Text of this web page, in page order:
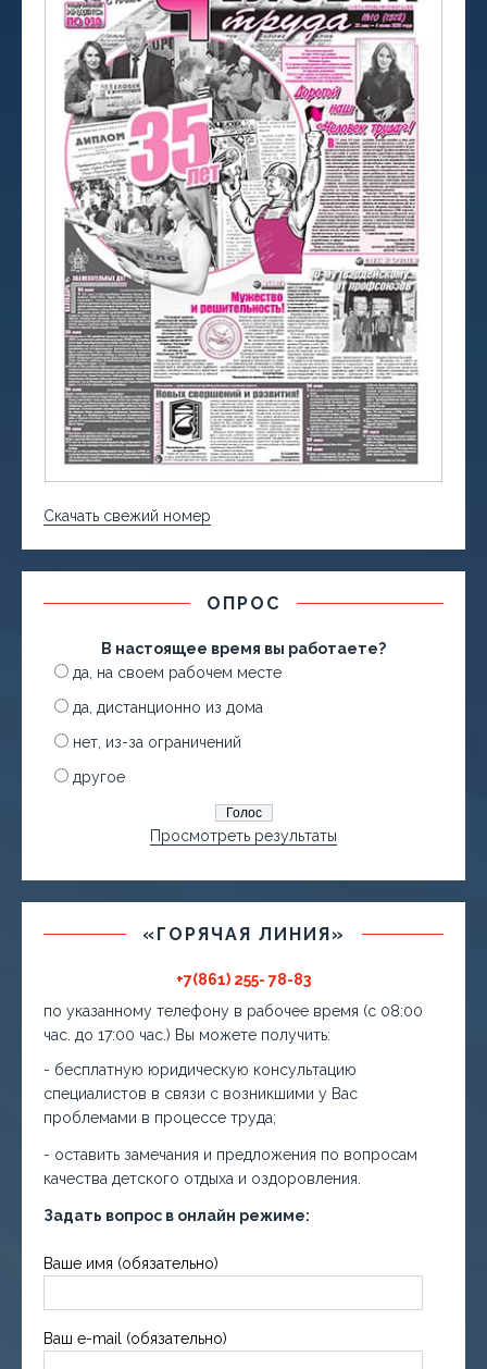
Скачать свежий номер
ОПРОС
В настоящее время вы работаете?
да, на своем рабочем месте
да, дистанционно из дома
нет, из-за ограничений
другое
Просмотреть результаты
«ГОРЯЧАЯ ЛИНИЯ»
+7(861) 255- 78-83
по указанному телефону в рабочее время (с 08:00
час. до 17:00 час.) Вы можете получить:
- бесплатную юридическую консультацию
специалистов в связи с возникшими у Вас
проблемами в процессе труда;
- оставить замечания и предложения по вопросам
качества детского отдыха и оздоровления.
Задать вопрос в онлайн режиме:
Ваше имя (обязательно)
Ваш e-mail (обязательно)